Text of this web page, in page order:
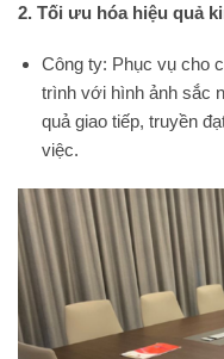
2. Tối ưu hóa hiệu quả
Công ty: Phục vụ cho
trình với hình ảnh sắc
quả giao tiếp, truyền
việc.